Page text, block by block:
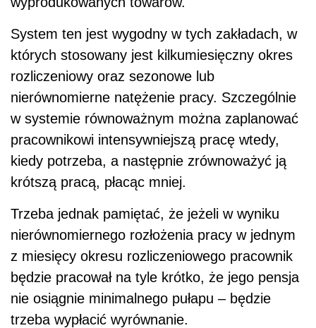
System ten jest wygodny w tych zakładach, w
których stosowany jest kilkumiesięczny okres
rozliczeniowy oraz sezonowe lub
nierównomierne natężenie pracy. Szczególnie
w systemie równoważnym można zaplanować
pracownikowi intensywniejszą pracę wtedy,
kiedy potrzeba, a następnie zrównoważyć ją
krótszą pracą, płacąc mniej.
Trzeba jednak pamiętać, że jeżeli w wyniku
nierównomiernego rozłożenia pracy w jednym
z miesięcy okresu rozliczeniowego pracownik
będzie pracował na tyle krótko, że jego pensja
nie osiągnie minimalnego pułapu – będzie
trzeba wypłacić wyrównanie.